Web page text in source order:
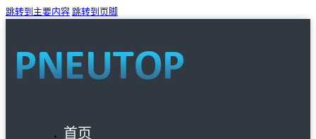
跳转到主要内容 跳转到页脚
首页